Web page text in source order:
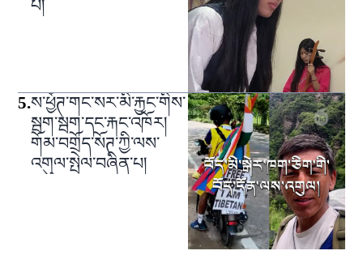
པ།
5.ས་ཕྱོཊ་གང་སར་མི་རྐྱང་གིས་
སྦག་སྦག་དང་རྐང་འཁོར།
གོམ་བགྲོད་སོཊ་ཀྱི་ལས་
འགུལ་སྤེལ་བཞིན་པ།